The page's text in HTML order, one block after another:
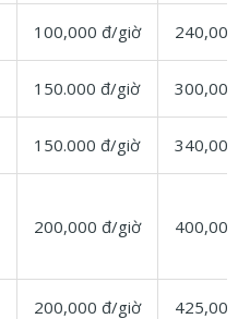
100,000 đ/giờ
150.000 đ/giờ
150.000 đ/giờ
200,000 đ/giờ
200,000 đ/giờ